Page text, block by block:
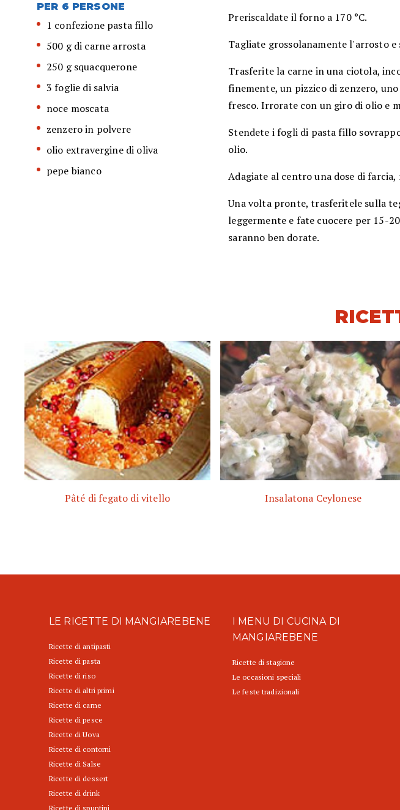
PER 6 PERSONE
1 confezione pasta fillo
500 g di carne arrosta
250 g squacquerone
3 foglie di salvia
noce moscata
zenzero in polvere
olio extravergine di oliva
pepe bianco
Preriscaldate il forno a 170 °C.
Tagliate grossolanamente l'arrosto
Trasferite la carne in una ciotola,
finemente, un pizzico di zenzero,
fresco. Irrorate con un giro di olio e
Stendete i fogli di pasta fillo
olio.
Adagiate al centro una dose di
Una volta pronte, trasferitele sulla
leggermente e fate cuocere per 15-
saranno ben dorate.
Pâté di fegato di vitello Insalatona Ceylonese
LE RICETTE DI MANGIAREBENE
Ricette di antipasti
Ricette di pasta
Ricette di riso
Ricette di altri primi
Ricette di carne
Ricette di pesce
Ricette di Uova
Ricette di contorni
Ricette di Salse
Ricette di dessert
Ricette di drink
Ricette di spuntini
I MENU DI CUCINA DI
MANGIAREBENE
Ricette di stagione
Le occasioni speciali
Le feste tradizionali